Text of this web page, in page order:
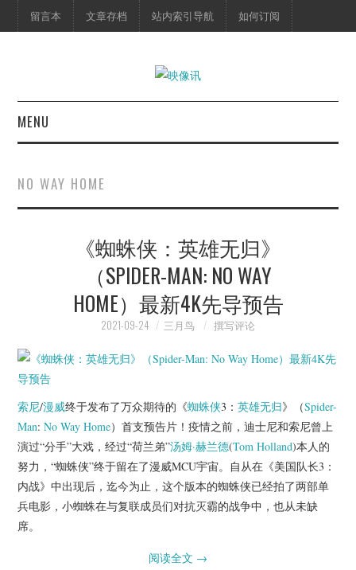
留言本 文章存档 站内索引导航 如何订阅
MENU
映像快讯
杂七杂八
美剧英剧
电影档期
推荐电影
NO WAY HOME
《蜘蛛侠：英雄无归》
（SPIDER-MAN: NO WAY
HOME）最新4K先导预告
2021-09-24 三月鸟 撰写评论
索尼/漫威终于发布了万众期待的《蜘蛛侠3：英雄无归》（Spider-
Man:No Way Home）首支预告片！疫情之前，迪士尼和索尼曾上
演过“分手”大戏，经过“荷兰弟”汤姆·赫兰德(Tom Holland)本人的
努力，“蜘蛛侠”终于留在了漫威MCU宇宙。自从在《美国队长3：
内战》中出现后，迄今为止，这个版本的蜘蛛侠已经拍了两部单
兵电影，小蜘蛛在与复联成员们对抗灭霸的战争中，也从未缺
席。
阅读全文 →